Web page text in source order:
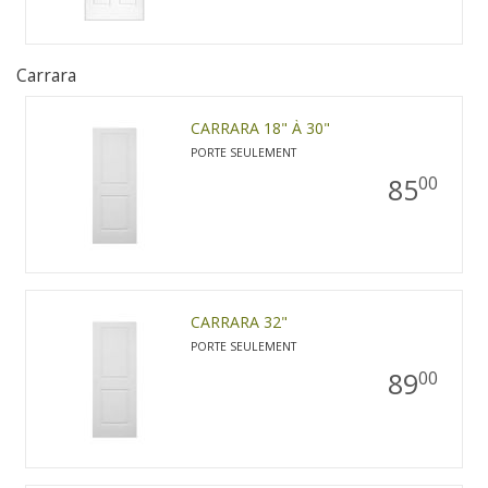
Carrara
CARRARA 18" À 30"
PORTE SEULEMENT
8500
CARRARA 32"
PORTE SEULEMENT
8900